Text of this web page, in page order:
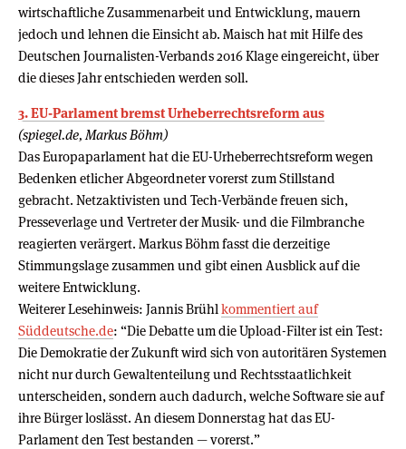
wirtschaftliche Zusammenarbeit und Entwicklung, mauern
jedoch und lehnen die Einsicht ab. Maisch hat mit Hilfe des
Deutschen Journalisten-Verbands 2016 Klage eingereicht, über
die dieses Jahr entschieden werden soll.
3. EU-Parlament bremst Urheberrechtsreform aus
(spiegel.de, Markus Böhm)
Das Europaparlament hat die EU-Urheberrechtsreform wegen
Bedenken etlicher Abgeordneter vorerst zum Stillstand
gebracht. Netzaktivisten und Tech-Verbände freuen sich,
Presseverlage und Vertreter der Musik- und die Filmbranche
reagierten verärgert. Markus Böhm fasst die derzeitige
Stimmungslage zusammen und gibt einen Ausblick auf die
weitere Entwicklung.
Weiterer Lesehinweis: Jannis Brühl kommentiert auf
Süddeutsche.de: “Die Debatte um die Upload-Filter ist ein Test:
Die Demokratie der Zukunft wird sich von autoritären Systemen
nicht nur durch Gewaltenteilung und Rechtsstaatlichkeit
unterscheiden, sondern auch dadurch, welche Software sie auf
ihre Bürger loslässt. An diesem Donnerstag hat das EU-
Parlament den Test bestanden — vorerst.”